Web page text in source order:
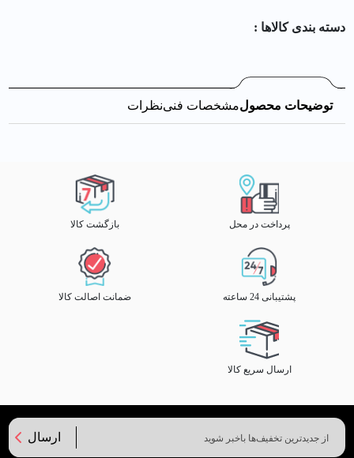
دسته بندی کالا‌ها :
توضیحات محصولمشخصات فنینظرات
پرداخت در محل بازگشت کالا
پشتیبانی 24 ساعته ضمانت اصالت کالا
ارسال سریع کالا
ارسال